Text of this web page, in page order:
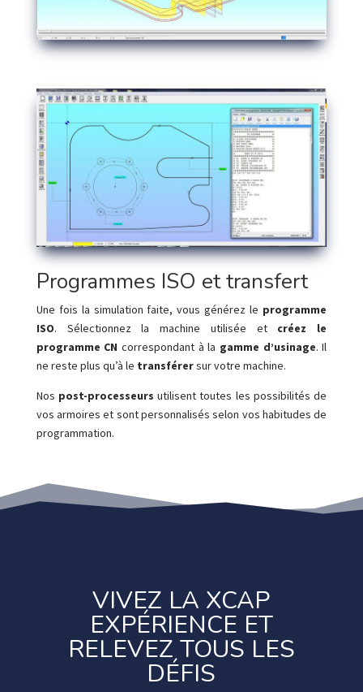
Programmes ISO et transfert
Une fois la simulation faite, vous générez le programme
ISO. Sélectionnez la machine utilisée et créez le
programme CN correspondant à la gamme d’usinage. Il
ne reste plus qu’à le transférersur votre machine.
Nos post-processeurs utilisent toutes les possibilités de
vos armoires et sont personnalisés selon vos habitudes de
programmation.
VIVEZ LA XCAP
EXPÉRIENCE ET
RELEVEZ TOUS LES
DÉFIS